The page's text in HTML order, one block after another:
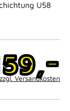
U58
-
Versandkosten